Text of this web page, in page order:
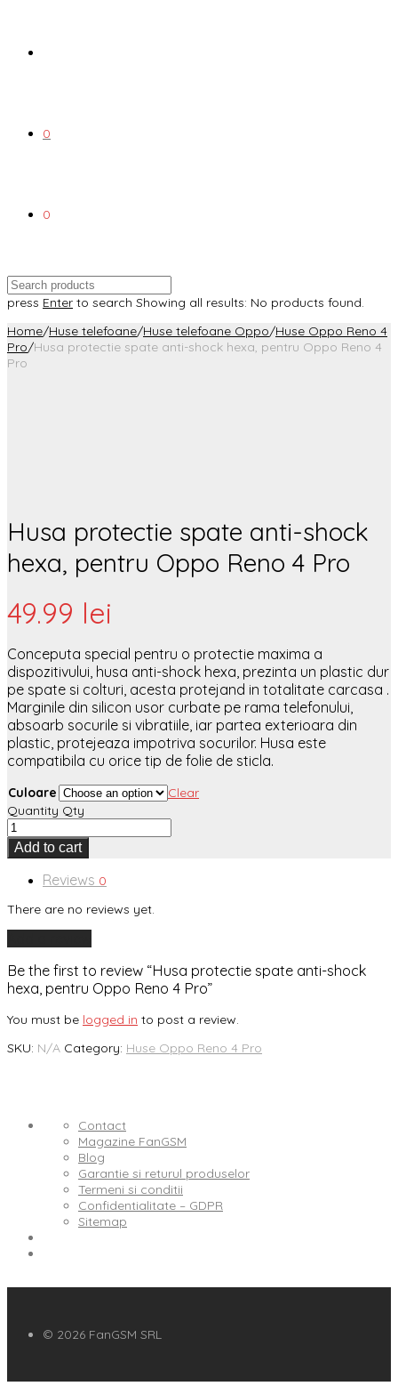
0
0
press Enter to search Showing all results: No products found.
Home/Huse telefoane/Huse telefoane Oppo/Huse Oppo Reno 4
Pro/Husa protectie spate anti-shock hexa, pentru Oppo Reno 4
Pro
Husa protectie spate anti-shock
hexa, pentru Oppo Reno 4 Pro
49.99 lei
Conceputa special pentru o protectie maxima a
dispozitivului, husa anti-shock hexa, prezinta un plastic dur
pe spate si colturi, acesta protejand in totalitate carcasa .
Marginile din silicon usor curbate pe rama telefonului,
absoarb socurile si vibratiile, iar partea exterioara din
plastic, protejeaza impotriva socurilor. Husa este
compatibila cu orice tip de folie de sticla.
Culoare
Clear
Quantity Qty
Add to cart
Reviews 0
There are no reviews yet.
Be the first to review “Husa protectie spate anti-shock
hexa, pentru Oppo Reno 4 Pro”
You must be logged in to post a review.
SKU: N/A Category: Huse Oppo Reno 4 Pro
Contact
Magazine FanGSM
Blog
Garantie si returul produselor
Termeni si conditii
Confidentialitate – GDPR
Sitemap
© 2026 FanGSM SRL